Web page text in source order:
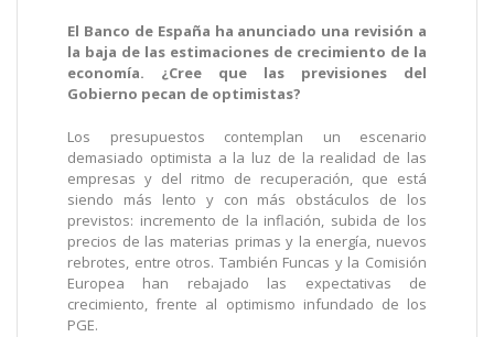
El Banco de España ha anunciado una revisión a
la baja de las estimaciones de crecimiento de la
economía. ¿Cree que las previsiones del
Gobierno pecan de optimistas?
Los presupuestos contemplan un escenario
demasiado optimista a la luz de la realidad de las
empresas y del ritmo de recuperación, que está
siendo más lento y con más obstáculos de los
previstos: incremento de la inflación, subida de los
precios de las materias primas y la energía, nuevos
rebrotes, entre otros. También Funcas y la Comisión
Europea han rebajado las expectativas de
crecimiento, frente al optimismo infundado de los
PGE.